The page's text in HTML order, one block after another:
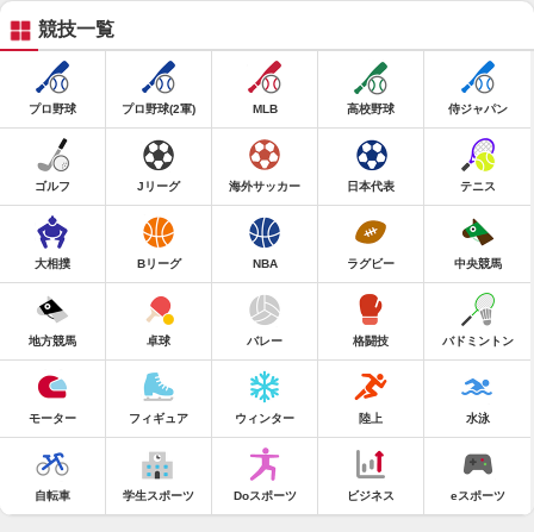
競技一覧
プロ野球 プロ野球(2軍) MLB 高校野球 侍ジャパン
ゴルフ Jリーグ 海外サッカー 日本代表 テニス
大相撲 Bリーグ NBA ラグビー 中央競馬
地方競馬 卓球 バレー 格闘技 バドミントン
モーター フィギュア ウィンター 陸上 水泳
自転車 学生スポーツ Doスポーツ ビジネス eスポーツ